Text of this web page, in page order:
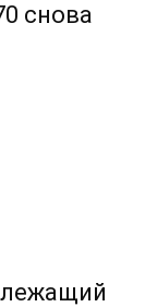
снова